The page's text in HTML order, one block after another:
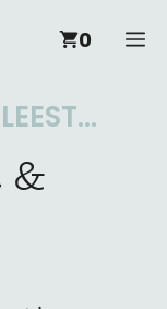
0
&